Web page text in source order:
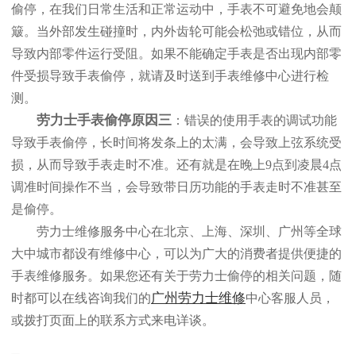
偷停，在我们日常生活和正常运动中，手表不可避免地会颠
簸。当外部发生碰撞时，内外齿轮可能会松弛或错位，从而
导致内部零件运行受阻。如果不能确定手表是否出现内部零
件受损导致手表偷停，就请及时送到手表维修中心进行检
测。
劳力士手表偷停原因三 ：错误的使用手表的调试功能
导致手表偷停，长时间将发条上的太满，会导致上弦系统受
损，从而导致手表走时不准。还有就是在晚上9点到凌晨4点
调准时间操作不当，会导致带日历功能的手表走时不准甚至
是偷停。
劳力士维修服务中心在北京、上海、深圳、广州等全球
大中城市都设有维修中心，可以为广大的消费者提供便捷的
手表维修服务。如果您还有关于劳力士偷停的相关问题，随
时都可以在线咨询我们的广州劳力士维修中心客服人员，
或拨打页面上的联系方式来电详谈。